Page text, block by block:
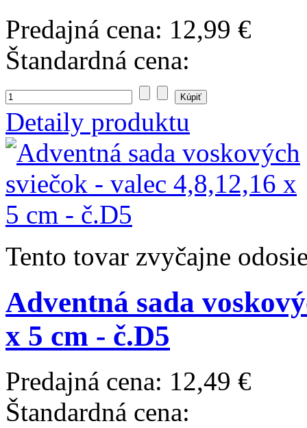
Predajná cena: 12,99 €
Štandardná cena:
Detaily produktu
Tento tovar zvyčajne
Adventná sada
x 5 cm - č.D5
Predajná cena: 12,49 €
Štandardná cena: